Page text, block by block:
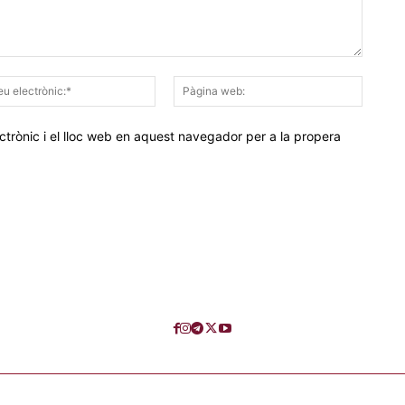
Correu
electrònic:*
web:
i el lloc web en aquest navegador per a la propera